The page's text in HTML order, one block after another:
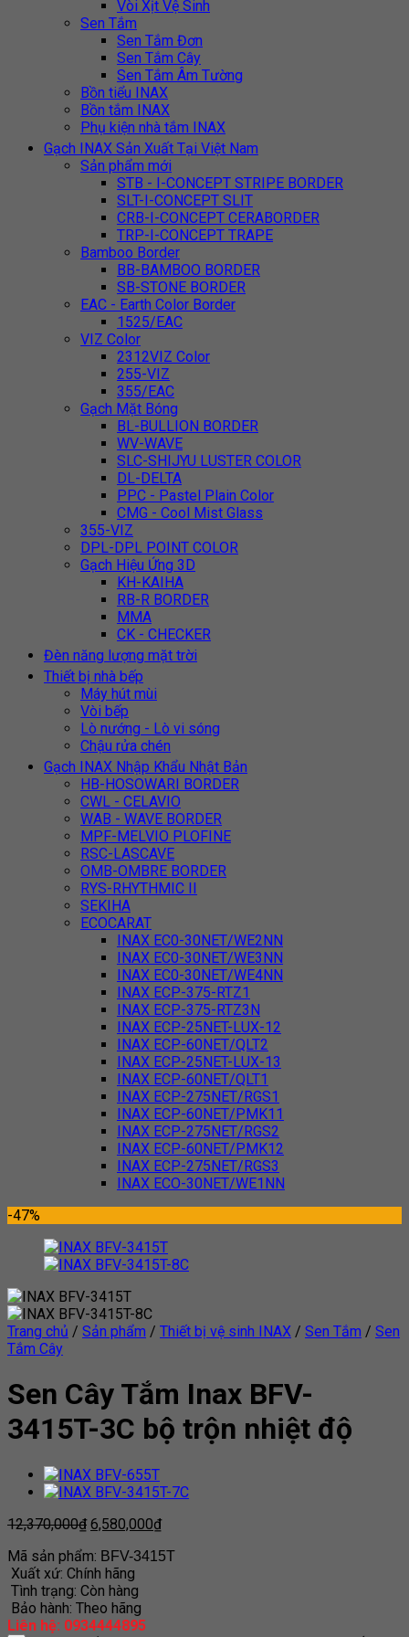
Vòi Xịt Vệ Sinh
Sen Tắm
Sen Tắm Đơn
Sen Tắm Cây
Sen Tắm Âm Tường
Bồn tiểu INAX
Bồn tắm INAX
Phụ kiện nhà tắm INAX
Gạch INAX Sản Xuất Tại Việt Nam
Sản phẩm mới
STB - I-CONCEPT STRIPE BORDER
SLT-I-CONCEPT SLIT
CRB-I-CONCEPT CERABORDER
TRP-I-CONCEPT TRAPE
Bamboo Border
BB-BAMBOO BORDER
SB-STONE BORDER
EAC - Earth Color Border
1525/EAC
VIZ Color
2312VIZ Color
255-VIZ
355/EAC
Gạch Mặt Bóng
BL-BULLION BORDER
WV-WAVE
SLC-SHIJYU LUSTER COLOR
DL-DELTA
PPC - Pastel Plain Color
CMG - Cool Mist Glass
355-VIZ
DPL-DPL POINT COLOR
Gạch Hiệu Ứng 3D
KH-KAIHA
RB-R BORDER
MMA
CK - CHECKER
Đèn năng lượng mặt trời
Thiết bị nhà bếp
Máy hút mùi
Vòi bếp
Lò nướng - Lò vi sóng
Chậu rửa chén
Gạch INAX Nhập Khẩu Nhật Bản
HB-HOSOWARI BORDER
CWL - CELAVIO
WAB - WAVE BORDER
MPF-MELVIO PLOFINE
RSC-LASCAVE
OMB-OMBRE BORDER
RYS-RHYTHMIC II
SEKIHA
ECOCARAT
INAX EC0-30NET/WE2NN
INAX EC0-30NET/WE3NN
INAX EC0-30NET/WE4NN
INAX ECP-375-RTZ1
INAX ECP-375-RTZ3N
INAX ECP-25NET-LUX-12
INAX ECP-60NET/QLT2
INAX ECP-25NET-LUX-13
INAX ECP-60NET/QLT1
INAX ECP-275NET/RGS1
INAX ECP-60NET/PMK11
INAX ECP-275NET/RGS2
INAX ECP-60NET/PMK12
INAX ECP-275NET/RGS3
INAX ECO-30NET/WE1NN
-47%
Trang chủ / Sản phẩm / Thiết bị vệ sinh INAX / Sen Tắm / Sen
Tắm Cây
Sen Cây Tắm Inax BFV-
3415T-3C bộ trộn nhiệt độ
12,370,000₫ 6,580,000₫
Mã sản phẩm: BFV-3415T
Xuất xứ: Chính hãng
Tình trạng: Còn hàng
Bảo hành: Theo hãng
Liên hệ: 0934444895